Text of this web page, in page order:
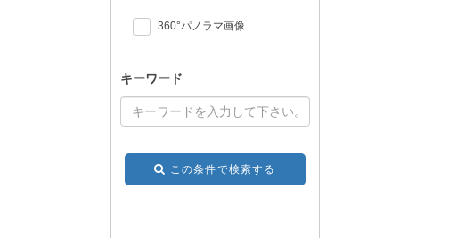
360°パノラマ画像
キーワード
この条件で検索する